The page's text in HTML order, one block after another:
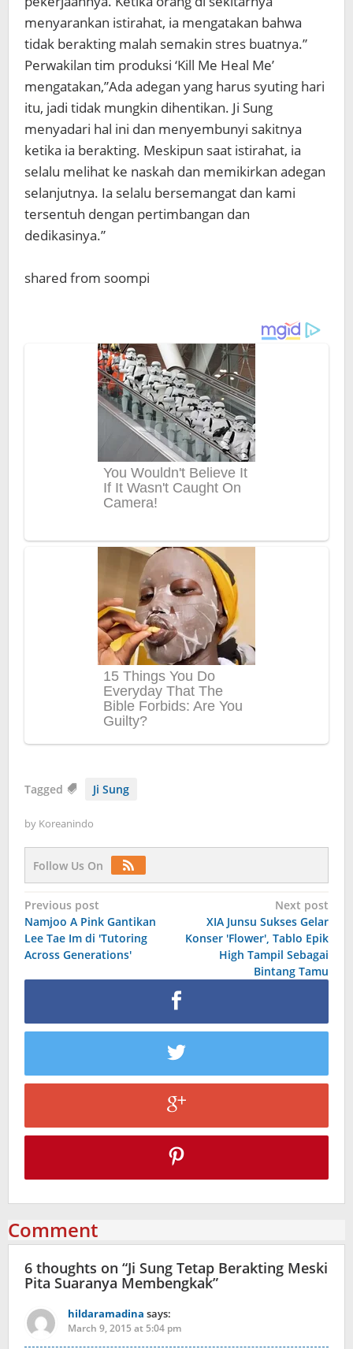
menyarankan istirahat, ia mengatakan bahwa
tidak berakting malah semakin stres buatnya.”
Perwakilan tim produksi ‘Kill Me Heal Me’
mengatakan,”Ada adegan yang harus syuting hari
itu, jadi tidak mungkin dihentikan. Ji Sung
menyadari hal ini dan menyembunyi sakitnya
ketika ia berakting. Meskipun saat istirahat, ia
selalu melihat ke naskah dan memikirkan adegan
selanjutnya. Ia selalu bersemangat dan kami
tersentuh dengan pertimbangan dan
dedikasinya.”
shared from soompi
Tagged Ji Sung
by Koreanindo
Follow Us On
Post
navigation
Previous post
Namjoo A Pink Gantikan
Lee Tae Im di 'Tutoring
Across Generations'
Next post
XIA Junsu Sukses Gelar
Konser 'Flower', Tablo Epik
High Tampil Sebagai
Bintang Tamu
Comment
6 thoughts on “Ji Sung Tetap Berakting Meski
Pita Suaranya Membengkak”
hildaramadina says:
March 9, 2015 at 5:04 pm